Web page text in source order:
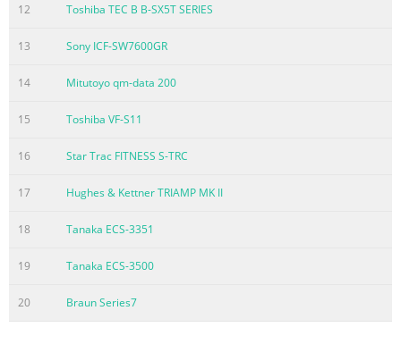
12 Toshiba TEC B B-SX5T SERIES
13 Sony ICF-SW7600GR
14 Mitutoyo qm-data 200
15 Toshiba VF-S11
16 Star Trac FITNESS S-TRC
17 Hughes & Kettner TRIAMP MK II
18 Tanaka ECS-3351
19 Tanaka ECS-3500
20 Braun Series7